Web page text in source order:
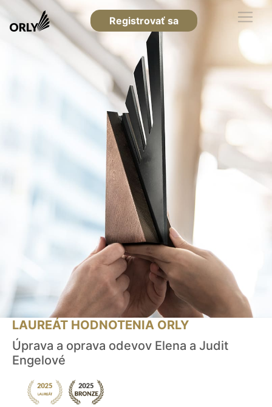
Registrovať sa
LAUREÁT HODNOTENIA ORLY
Úprava a oprava odevov Elena a Judit
Engelové